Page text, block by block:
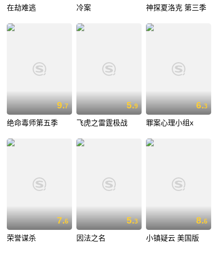
在劫难逃 冷案 神探夏洛克 第三季
9.7
绝命毒师第五季
5.9
飞虎之雷霆极战
6.3
罪案心理小组x
7.6
荣誉谋杀
5.3
因法之名
8.6
小镇疑云 美国版